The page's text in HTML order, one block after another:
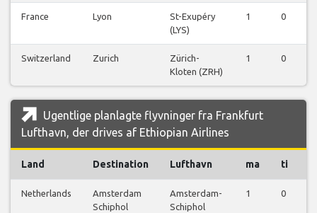
France Lyon
St-Exupéry
(LYS)
1 0
Switzerland Zurich
Zürich-
Kloten (ZRH)
1 0
Ugentlige planlagte flyvninger fra Frankfurt
Lufthavn, der drives af Ethiopian Airlines
Land Destination Lufthavn ma ti
Netherlands
Amsterdam
Schiphol
Amsterdam-
Schiphol
1 0